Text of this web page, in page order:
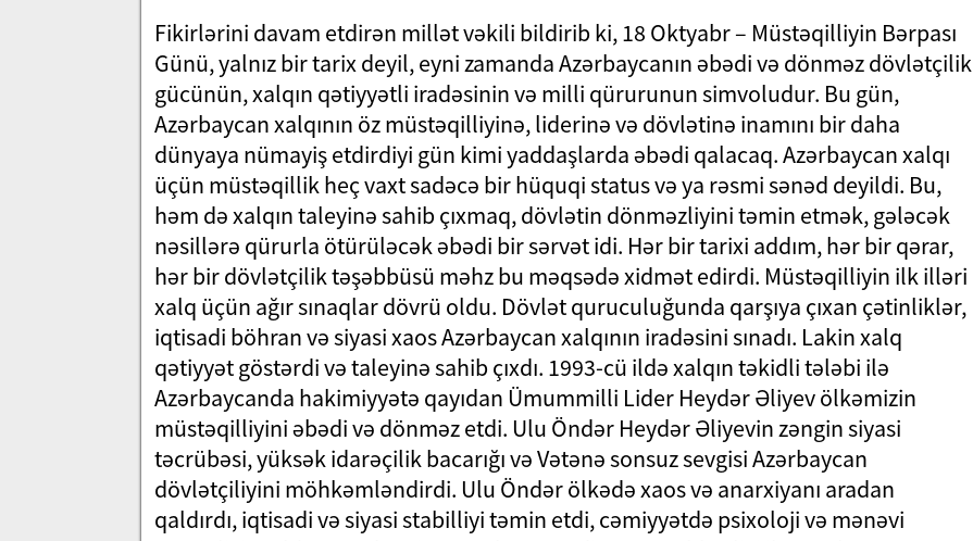
Fikirlərini davam etdirən millət vəkili bildirib ki, 18 Oktyabr – Müstəqilliyin Bərpası
Günü, yalnız bir tarix deyil, eyni zamanda Azərbaycanın əbədi və dönməz dövlətçilik
gücünün, xalqın qətiyyətli iradəsinin və milli qürurunun simvoludur. Bu gün,
Azərbaycan xalqının öz müstəqilliyinə, liderinə və dövlətinə inamını bir daha
dünyaya nümayiş etdirdiyi gün kimi yaddaşlarda əbədi qalacaq. Azərbaycan xalqı
üçün müstəqillik heç vaxt sadəcə bir hüquqi status və ya rəsmi sənəd deyildi. Bu,
həm də xalqın taleyinə sahib çıxmaq, dövlətin dönməzliyini təmin etmək, gələcək
nəsillərə qürurla ötürüləcək əbədi bir sərvət idi. Hər bir tarixi addım, hər bir qərar,
hər bir dövlətçilik təşəbbüsü məhz bu məqsədə xidmət edirdi. Müstəqilliyin ilk illəri
xalq üçün ağır sınaqlar dövrü oldu. Dövlət quruculuğunda qarşıya çıxan çətinliklər,
iqtisadi böhran və siyasi xaos Azərbaycan xalqının iradəsini sınadı. Lakin xalq
qətiyyət göstərdi və taleyinə sahib çıxdı. 1993-cü ildə xalqın təkidli tələbi ilə
Azərbaycanda hakimiyyətə qayıdan Ümummilli Lider Heydər Əliyev ölkəmizin
müstəqilliyini əbədi və dönməz etdi. Ulu Öndər Heydər Əliyevin zəngin siyasi
təcrübəsi, yüksək idarəçilik bacarığı və Vətənə sonsuz sevgisi Azərbaycan
dövlətçiliyini möhkəmləndirdi. Ulu Öndər ölkədə xaos və anarxiyanı aradan
qaldırdı, iqtisadi və siyasi stabilliyi təmin etdi, cəmiyyətdə psixoloji və mənəvi